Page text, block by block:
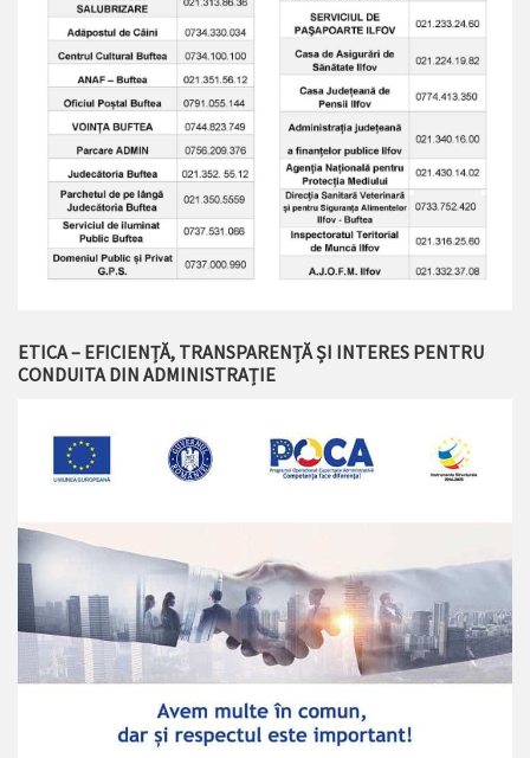
ETICA – EFICIENȚĂ, TRANSPARENȚĂ ȘI INTERES PENTRU
CONDUITA DIN ADMINISTRAȚIE